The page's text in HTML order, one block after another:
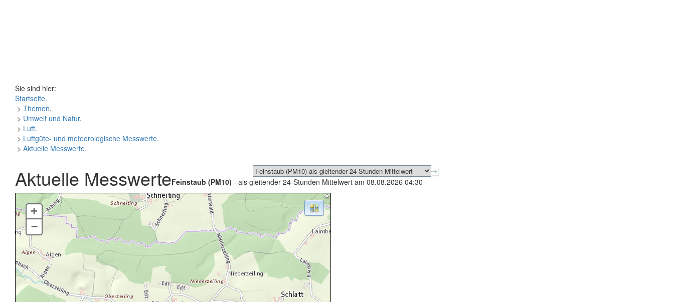
Sie sind hier:
Startseite.
> Themen.
> Umwelt und Natur.
> Luft.
> Luftgüte- und meteorologische Messwerte.
> Aktuelle Messwerte.
Aktuelle MesswerteFeinstaub (PM10) - als gleitender 24-Stunden Mittelwert am 08.08.2026 04:30
+
–